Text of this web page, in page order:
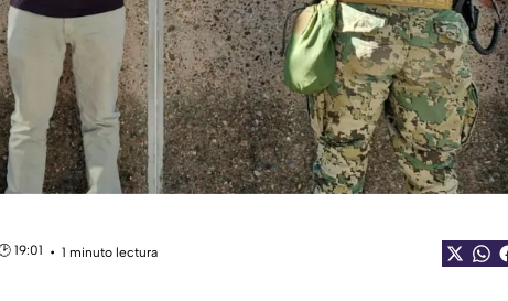
19:01
1 minuto lectura